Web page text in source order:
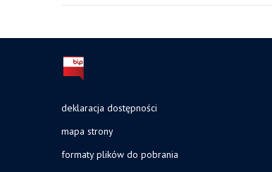
deklaracja dostępności
mapa strony
formaty plików do pobrania